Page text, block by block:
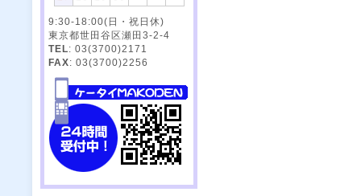
9:30-18:00(日・祝日休)
東京都世田谷区瀬田3-2-4
TEL: 03(3700)2171
FAX: 03(3700)2256